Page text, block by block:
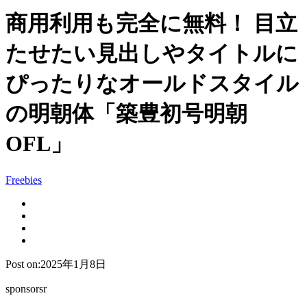
商用利用も完全に無料！ 目立
たせたい見出しやタイトルに
ぴったりなオールドスタイル
の明朝体「築豊初号明朝
OFL」
Freebies
Post on:2025年1月8日
sponsorsr